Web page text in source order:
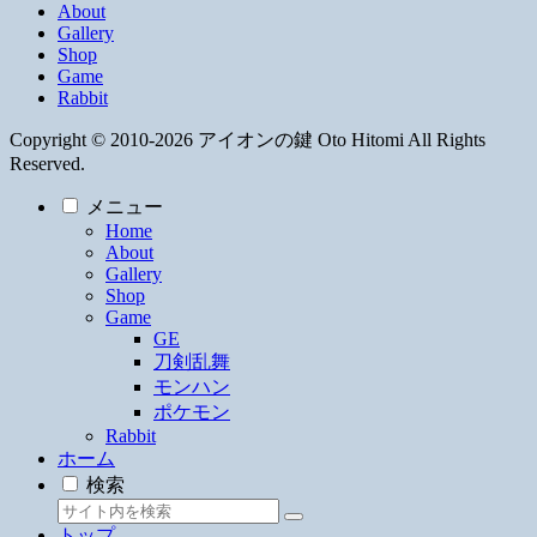
About
Gallery
Shop
Game
Rabbit
Copyright © 2010-2026 アイオンの鍵 Oto Hitomi All Rights
Reserved.
メニュー
Home
About
Gallery
Shop
Game
GE
刀剣乱舞
モンハン
ポケモン
Rabbit
ホーム
検索